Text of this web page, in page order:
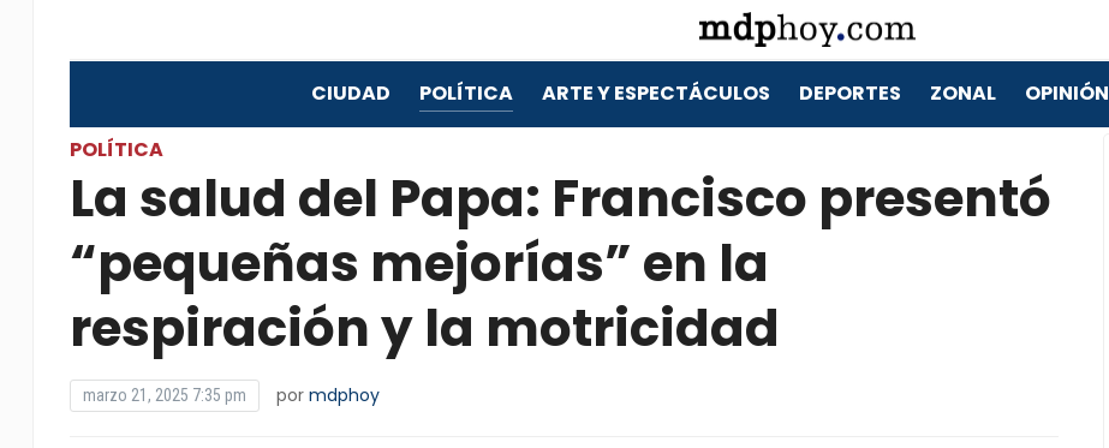
CIUDAD POLÍTICA ARTE Y ESPECTÁCULOS DEPORTES ZONAL OPINIÓN
POLÍTICA
La salud del Papa: Francisco presentó
“pequeñas mejorías” en la
respiración y la motricidad
marzo 21, 2025 7:35 pm por mdphoy